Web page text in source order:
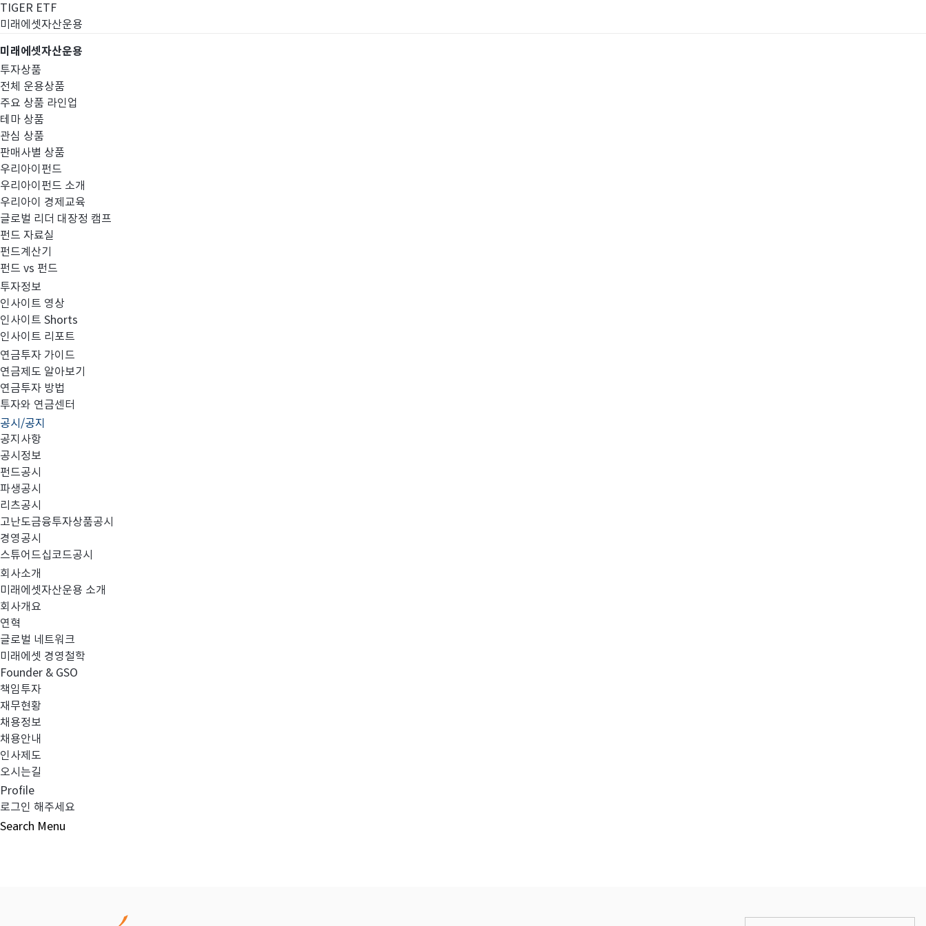
TIGER ETF
미래에셋자산운용
미래에셋자산운용
투자상품
전체 운용상품
주요 상품 라인업
테마 상품
관심 상품
판매사별 상품
우리아이펀드
우리아이펀드 소개
우리아이 경제교육
글로벌 리더 대장정 캠프
펀드 자료실
펀드계산기
펀드 vs 펀드
투자정보
인사이트 영상
인사이트 Shorts
인사이트 리포트
연금투자 가이드
연금제도 알아보기
연금투자 방법
투자와 연금센터
공시/공지
공지사항
공시정보
펀드공시
파생공시
리츠공시
고난도금융투자상품공시
경영공시
스튜어드십코드공시
회사소개
미래에셋자산운용 소개
회사개요
연혁
글로벌 네트워크
미래에셋 경영철학
Founder & GSO
책임투자
재무현황
채용정보
채용안내
인사제도
오시는길
Profile
로그인 해주세요
Search Menu
경영공시
FY2020 보수체계 연차보고서
첨부와 같이 FY2020 보수체계 연차보고서를 공시합니다.
FY2020 보수체계 연차보고서_미래에셋자산운용_210310.pdf
이전글
다음글
목록보기